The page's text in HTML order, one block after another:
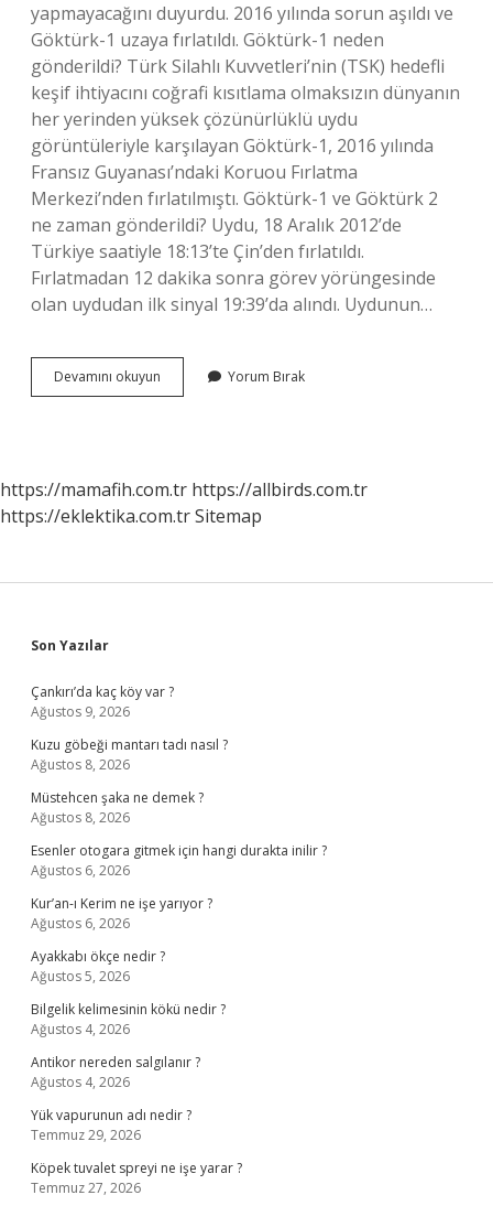
yapmayacağını duyurdu. 2016 yılında sorun aşıldı ve
Göktürk-1 uzaya fırlatıldı. Göktürk-1 neden
gönderildi? Türk Silahlı Kuvvetleri’nin (TSK) hedefli
keşif ihtiyacını coğrafi kısıtlama olmaksızın dünyanın
her yerinden yüksek çözünürlüklü uydu
görüntüleriyle karşılayan Göktürk-1, 2016 yılında
Fransız Guyanası’ndaki Koruou Fırlatma
Merkezi’nden fırlatılmıştı. Göktürk-1 ve Göktürk 2
ne zaman gönderildi? Uydu, 18 Aralık 2012’de
Türkiye saatiyle 18:13’te Çin’den fırlatıldı.
Fırlatmadan 12 dakika sonra görev yörüngesinde
olan uydudan ilk sinyal 19:39’da alındı. Uydunun…
Devamını okuyun Göktürk-
1
Sonra
Gönderildi
Yorum Bırak
https://mamafih.com.tr https://allbirds.com.tr
https://eklektika.com.trSitemap
Sidebar
Son Yazılar
Çankırı’da kaç köy var ?
Ağustos 9, 2026
Kuzu göbeği mantarı tadı nasıl ?
Ağustos 8, 2026
Müstehcen şaka ne demek ?
Ağustos 8, 2026
Esenler otogara gitmek için hangi durakta inilir ?
Ağustos 6, 2026
Kur’an-ı Kerim ne işe yarıyor ?
Ağustos 6, 2026
Ayakkabı ökçe nedir ?
Ağustos 5, 2026
Bilgelik kelimesinin kökü nedir ?
Ağustos 4, 2026
Antikor nereden salgılanır ?
Ağustos 4, 2026
Yük vapurunun adı nedir ?
Temmuz 29, 2026
Köpek tuvalet spreyi ne işe yarar ?
Temmuz 27, 2026